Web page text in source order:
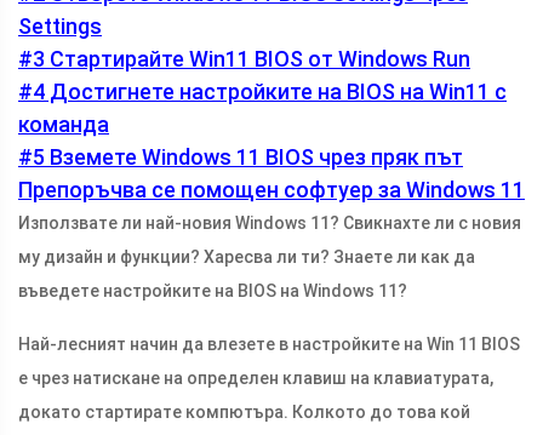
Settings
#3 Стартирайте Win11 BIOS от Windows Run
#4 Достигнете настройките на BIOS на Win11 с
команда
#5 Вземете Windows 11 BIOS чрез пряк път
Препоръчва се помощен софтуер за Windows 11
Използвате ли най-новия Windows 11? Свикнахте ли с новия
му дизайн и функции? Харесва ли ти? Знаете ли как да
въведете настройките на BIOS на Windows 11?
Най-лесният начин да влезете в настройките на Win 11 BIOS
е чрез натискане на определен клавиш на клавиатурата,
докато стартирате компютъра. Колкото до това кой